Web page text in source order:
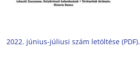
2022. június-júliusi szám letöltése (PDF).